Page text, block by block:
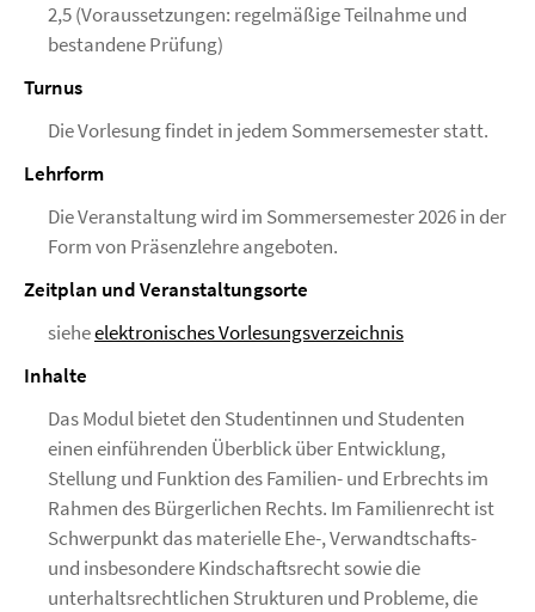
2,5 (Voraussetzungen: regelmäßige Teilnahme und
bestandene Prüfung)
Turnus
Die Vorlesung findet in jedem Sommersemester statt.
Lehrform
Die Veranstaltung wird im Sommersemester 2026 in der
Form von Präsenzlehre angeboten.
Zeitplan und Veranstaltungsorte
sieheelektronisches Vorlesungsverzeichnis
Inhalte
Das Modul bietet den Studentinnen und Studenten
einen einführenden Überblick über Entwicklung,
Stellung und Funktion des Familien- und Erbrechts im
Rahmen des Bürgerlichen Rechts. Im Familienrecht ist
Schwerpunkt das materielle Ehe-, Verwandtschafts-
und insbesondere Kindschaftsrecht sowie die
unterhaltsrechtlichen Strukturen und Probleme, die